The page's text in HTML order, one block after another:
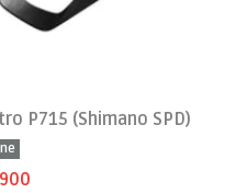
P715 (Shimano SPD)